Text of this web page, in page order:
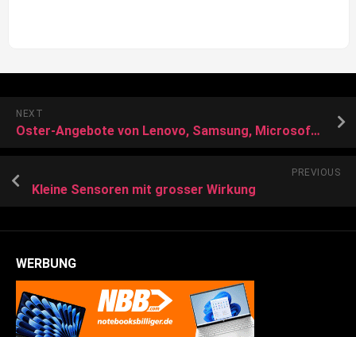
NEXT
Oster-Angebote von Lenovo, Samsung, Microsoft und Co. bei Amazon
PREVIOUS
Kleine Sensoren mit grosser Wirkung
WERBUNG